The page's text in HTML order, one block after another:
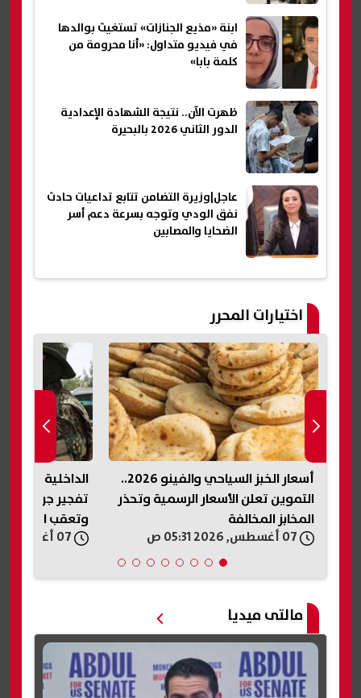
ابنة «مذيع الجنازات» تستغيث بوالدها
في فيديو متداول: «أنا محرومة من
كلمة بابا»
ظهرت الآن.. نتيجة الشهادة الإعدادية
الدور الثاني 2026 بالبحيرة
عاجل|وزيرة التضامن تتابع تداعيات حادث
نفق الودي وتوجه بسرعة دعم أسر
الضحايا والمصابين
اختيارات المحرر
الداخلية السورية تصدر بيانًا بشأن
تفجير جرمانا.. استمرار التحقيقات
وتعقب المتورطين
ابنة «مذيع
في فيديو
كلمة بابا»
مالتى ميديا